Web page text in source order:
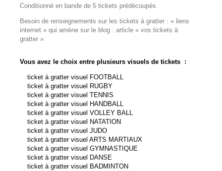
Conditionné en bande de 5 tickets prédécoupés
Besoin de renseignements sur les tickets à gratter : « liens
internet » qui amène sur le blog : article « vos tickets à
gratter »
Vous avez le choix entre plusieurs visuels de tickets :
ticket à gratter visuel FOOTBALL
ticket à gratter visuel RUGBY
ticket à gratter visuel TENNIS
ticket à gratter visuel HANDBALL
ticket à gratter visuel VOLLEY BALL
ticket à gratter visuel NATATION
ticket à gratter visuel JUDO
ticket à gratter visuel ARTS MARTIAUX
ticket à gratter visuel GYMNASTIQUE
ticket à gratter visuel DANSE
ticket à gratter visuel BADMINTON